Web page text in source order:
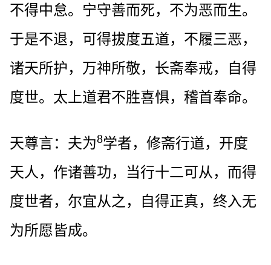
不得中怠。宁守善而死，不为恶而生。
于是不退，可得拔度五道，不履三恶，
诸天所护，万神所敬，长斋奉戒，自得
度世。太上道君不胜喜惧，稽首奉命。
天尊言：夫为8学者，修斋行道，开度
天人，作诸善功，当行十二可从，而得
度世者，尔宜从之，自得正真，终入无
为所愿皆成。